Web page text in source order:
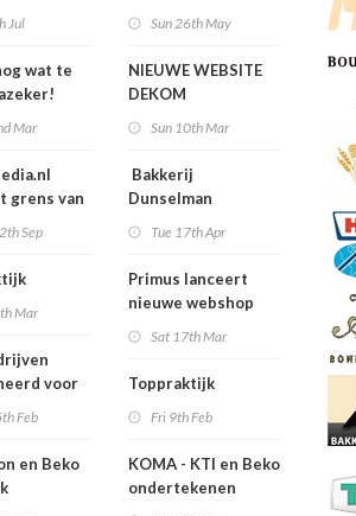
Jul
wat te
Mar
grens van
Sep
Mar
voor
Feb
en Beko
Sun 26th May
NIEUWE WEBSITE
DEKOM
Sun 10th Mar
Bakkerij
Dunselman
Tue 17th Apr
Primus lanceert
nieuwe webshop
Sat 17th Mar
Toppraktijk
Fri 9th Feb
KOMA - KTI en Beko Techniek
ondertekenen
samenwerkingsovereenkomst